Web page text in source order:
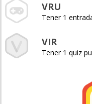
VRU
Tener 1
VIR
Tener 1 quiz